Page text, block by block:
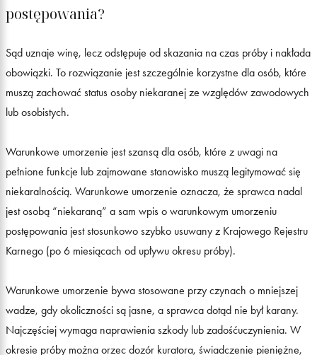
postępowania?
Sąd uznaje winę, lecz odstępuje od skazania na czas próby i nakłada
obowiązki. To rozwiązanie jest szczególnie korzystne dla osób, które
muszą zachować status osoby niekaranej ze względów zawodowych
lub osobistych.
Warunkowe umorzenie jest szansą dla osób, które z uwagi na
pełnione funkcje lub zajmowane stanowisko muszą legitymować się
niekaralnością. Warunkowe umorzenie oznacza, że sprawca nadal
jest osobą “niekaraną” a sam wpis o warunkowym umorzeniu
postępowania jest stosunkowo szybko usuwany z Krajowego Rejestru
Karnego (po 6 miesiącach od upływu okresu próby).
Warunkowe umorzenie bywa stosowane przy czynach o mniejszej
wadze, gdy okoliczności są jasne, a sprawca dotąd nie był karany.
Najczęściej wymaga naprawienia szkody lub zadośćuczynienia. W
okresie próby można orzec dozór kuratora, świadczenie pieniężne,